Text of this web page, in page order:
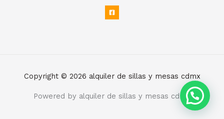
Copyright © 2026 alquiler de sillas y mesas cdmx
Powered by alquiler de sillas y mesas cdmx